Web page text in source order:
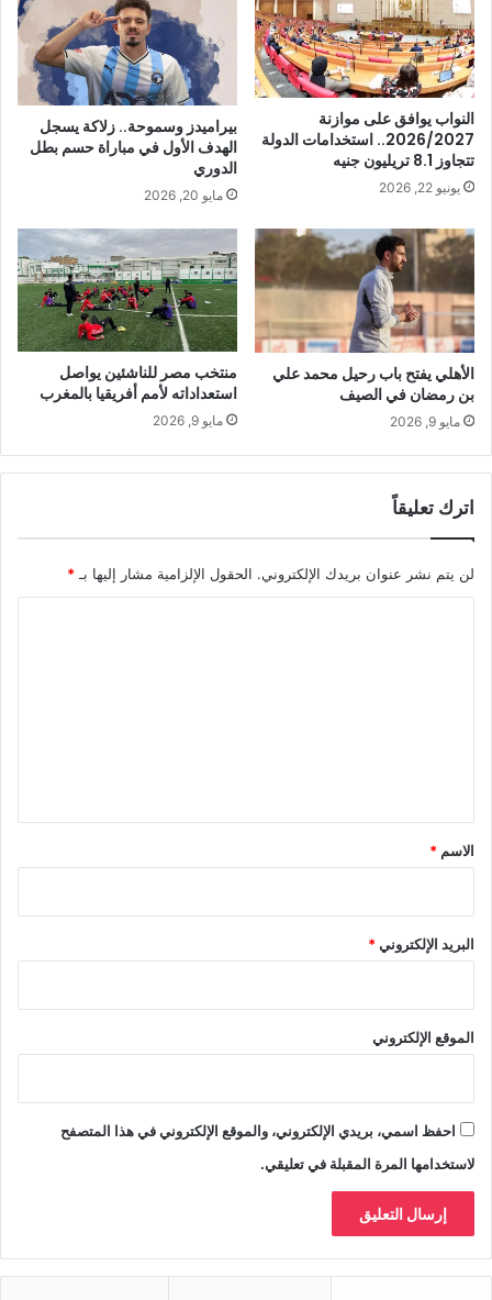
النواب يوافق على موازنة
2026/2027.. استخدامات الدولة
تتجاوز 8.1 تريليون جنيه
يونيو 22, 2026
بيراميدز وسموحة.. زلاكة يسجل
الهدف الأول في مباراة حسم بطل
الدوري
مايو 20, 2026
الأهلي يفتح باب رحيل محمد علي
بن رمضان في الصيف
مايو 9, 2026
منتخب مصر للناشئين يواصل
استعداداته لأمم أفريقيا بالمغرب
مايو 9, 2026
اترك تعليقاً
لن يتم نشر عنوان بريدك الإلكتروني. الحقول الإلزامية مشار إليها بـ *
*
الاسم *
البريد الإلكتروني*
الموقع الإلكتروني
احفظ اسمي، بريدي الإلكتروني، والموقع الإلكتروني في هذا المتصفح
لاستخدامها المرة المقبلة في تعليقي.